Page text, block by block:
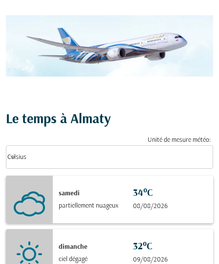
Le temps à Almaty
Unité de mesure météo:
Celsius
keyboard_arrow_down
samedi
partiellement nuageux
34°C
08/08/2026
dimanche
ciel dégagé
32°C
09/08/2026